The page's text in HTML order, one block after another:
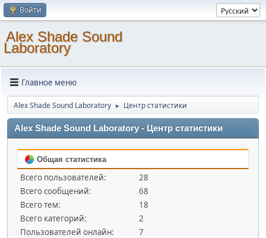
Войти
Alex Shade Sound
Laboratory
Главное меню
Alex Shade Sound Laboratory ► Центр статистики
Alex Shade Sound Laboratory - Центр статистики
Общая статистика
Всего пользователей:
28
Всего сообщений:
68
Всего тем:
18
Всего категорий:
2
Пользователей онлайн:
7